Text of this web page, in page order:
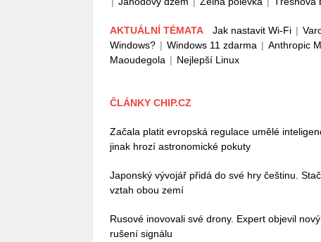
AKTUÁLNÍ TÉMATA Jak nastavit Wi-Fi |
Windows? | Windows 11 zdarma | Anthropic
Maoudegola | Nejlepší Linux
ČLÁNKY CHIP.CZ
Začala platit evropská regulace umělé
jinak hrozí astronomické pokuty
Japonský vývojář přidá do své hry češtinu.
vztah obou zemí
Rusové inovovali své drony. Expert objevil
rušení signálu